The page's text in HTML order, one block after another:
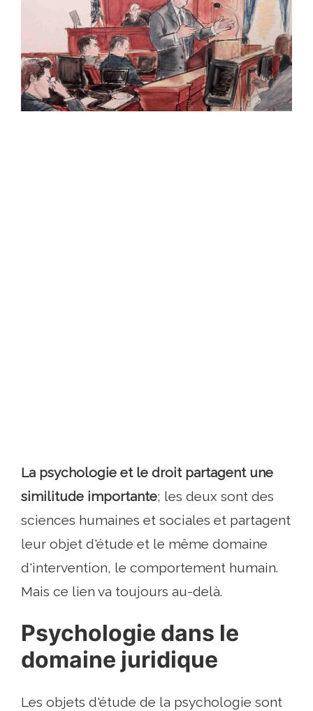
La psychologie et le droit partagent une
similitude importante; les deux sont des
sciences humaines et sociales et partagent
leur objet d'étude et le même domaine
d'intervention, le comportement humain.
Mais ce lien va toujours au-delà.
Psychologie dans le
domaine juridique
Les objets d'étude de la psychologie sont